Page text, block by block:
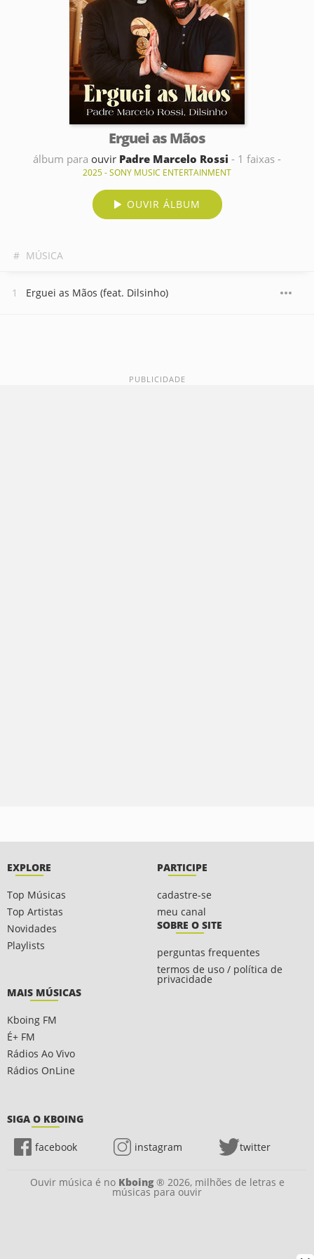
Erguei as Mãos
álbum para ouvir Padre Marcelo Rossi - 1 faixas -
2025 - SONY MUSIC ENTERTAINMENT
OUVIR ÁLBUM
# MÚSICA
Erguei as Mãos (feat. Dilsinho)
EXPLORE
Top Músicas
Top Artistas
Novidades
Playlists
PARTICIPE
cadastre-se
meu canal
SOBRE O SITE
perguntas frequentes
termos de uso / política de
privacidade
MAIS MÚSICAS
Kboing FM
É+ FM
Rádios Ao Vivo
Rádios OnLine
SIGA O KBOING
facebook instagram twitter
Ouvir música é no Kboing® 2026, milhões de letras e
músicas para ouvir